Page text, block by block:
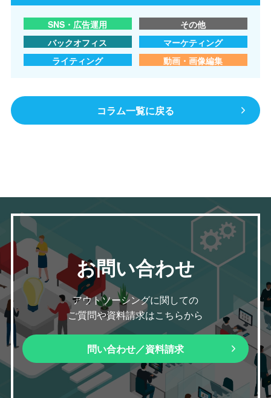
SNS・広告運用
その他
バックオフィス
マーケティング
ライティング
動画・画像編集
コラム一覧に戻る
お問い合わせ
アウトソーシングに関しての
ご質問や資料請求はこちらから
問い合わせ／資料請求